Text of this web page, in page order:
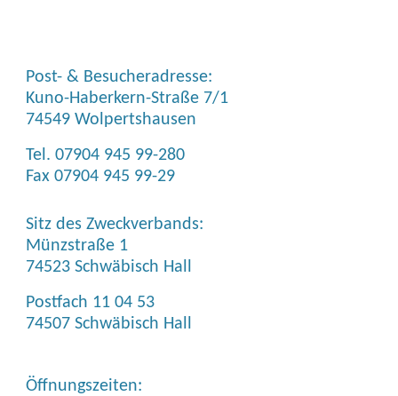
Post- & Besucheradresse:
Kuno-Haberkern-Straße 7/1
74549 Wolpertshausen
Tel. 07904 945 99-280
Fax 07904 945 99-29
Sitz des Zweckverbands:
Münzstraße 1
74523 Schwäbisch Hall
Postfach 11 04 53
74507 Schwäbisch Hall
Öffnungszeiten: